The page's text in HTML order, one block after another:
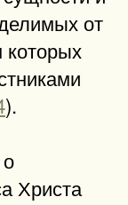
от
которых
).
Христа